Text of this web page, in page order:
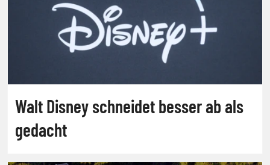
Walt Disney schneidet besser ab als
gedacht